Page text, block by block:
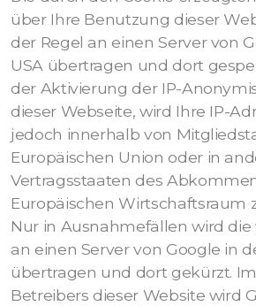
über Ihre Benutzung dieser
der Regel an einen Server von
USA übertragen und dort
der Aktivierung der IP-
dieser Webseite, wird Ihre IP-
jedoch innerhalb von
Europäischen Union oder in
Vertragsstaaten des
Europäischen Wirtschaftsraum
Nur in Ausnahmefällen wird die
an einen Server von Google in
übertragen und dort gekürzt.
Betreibers dieser Website wird